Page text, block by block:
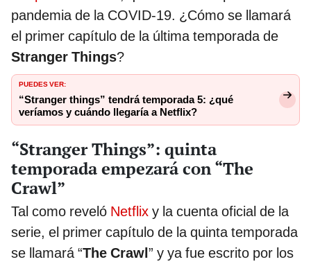
pandemia de la COVID-19. ¿Cómo se llamará
el primer capítulo de la última temporada de
Stranger Things?
PUEDES VER:
“Stranger things” tendrá temporada 5: ¿qué
veríamos y cuándo llegaría a Netflix?
“Stranger Things”: quinta
temporada empezará con “The
Crawl”
Tal como reveló Netflix y la cuenta oficial de la
serie, el primer capítulo de la quinta temporada
se llamará “The Crawl” y ya fue escrito por los